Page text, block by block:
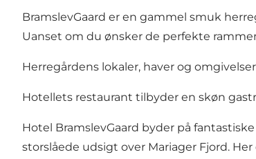
BramslevGaard er en gammel smuk
Uanset om du ønsker de perfekte
Herregårdens lokaler, haver og
Hotellets restaurant tilbyder en skøn
Hotel BramslevGaard byder på
storslåede udsigt over Mariager Fjord.